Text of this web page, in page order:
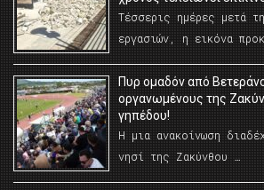
Τέσσερις ημέρες μετά
εργασιών, η εικόνα
Πυρ ομαδόν από
οργανωμένους της
γηπέδου!
Η μια ανακοίνωση
νησί της Ζακύνθου …